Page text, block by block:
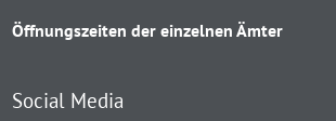
Öffnungszeiten der einzelnen Ämter
Social Media